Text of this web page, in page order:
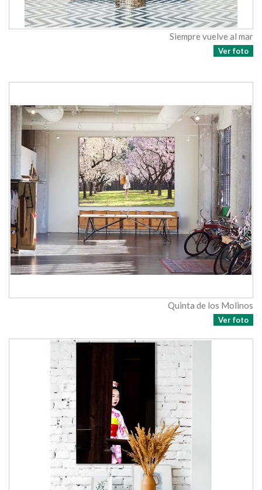
Siempre vuelve al mar
Ver foto
Quinta de los Molinos
Ver foto